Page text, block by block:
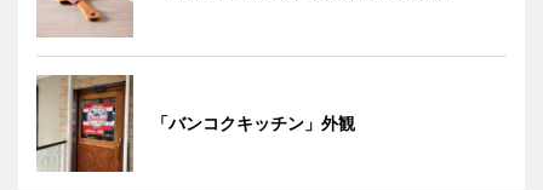
「バンコクキッチン」外観